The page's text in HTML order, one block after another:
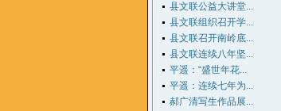
县文联公益大讲堂...
县文联组织召开学...
县文联召开南岭底...
县文联连续八年坚...
平遥：“盛世年花...
平遥：连续七年为...
郝广清写生作品展...